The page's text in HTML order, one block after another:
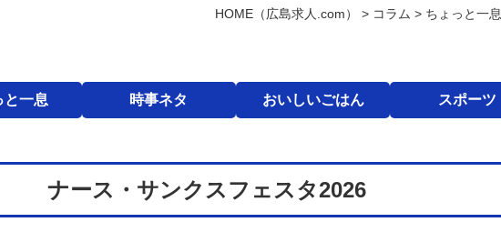
HOME （広島求人.com） > コラム > ちょっと一息
と一息 時事ネタ おいしいごはん スポーツ
ナース・サンクスフェスタ2026